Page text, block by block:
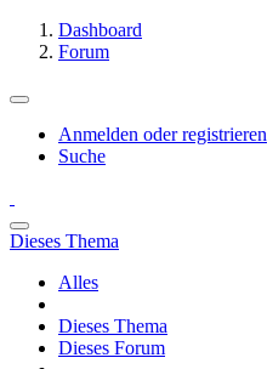
Dashboard
Forum
Anmelden oder registrieren
Suche
Dieses Thema
Alles
Dieses Thema
Dieses Forum